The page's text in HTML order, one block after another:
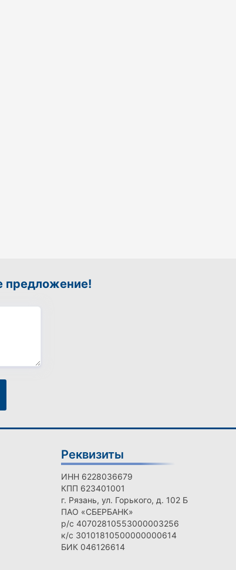
предложение!
Реквизиты
ИНН 6228036679
КПП 623401001
г. Рязань, ул. Горького, д. 102 Б
ПАО «СБЕРБАНК»
р/с 40702810553000003256
к/с 30101810500000000614
БИК 046126614